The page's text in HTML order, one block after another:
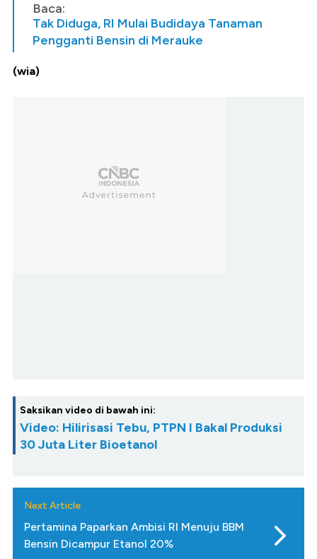
Baca:
Tak Diduga, RI Mulai Budidaya Tanaman
Pengganti Bensin di Merauke
(wia)
Saksikan video di bawah ini:
Video: Hilirisasi Tebu, PTPN I Bakal Produksi
30 Juta Liter Bioetanol
Next Article
Pertamina Paparkan Ambisi RI Menuju BBM
Bensin Dicampur Etanol 20%